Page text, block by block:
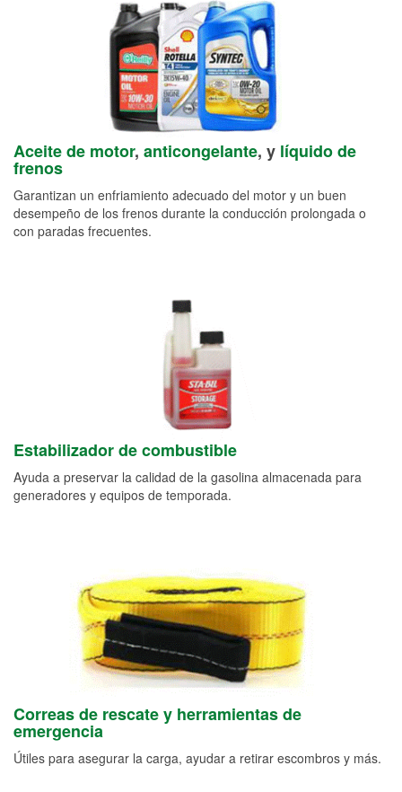
Aceite de motor, anticongelante, y líquido de
frenos
Garantizan un enfriamiento adecuado del motor y un buen
desempeño de los frenos durante la conducción prolongada o
con paradas frecuentes.
Estabilizador de combustible
Ayuda a preservar la calidad de la gasolina almacenada para
generadores y equipos de temporada.
Correas de rescate y herramientas de
emergencia
Útiles para asegurar la carga, ayudar a retirar escombros y más.